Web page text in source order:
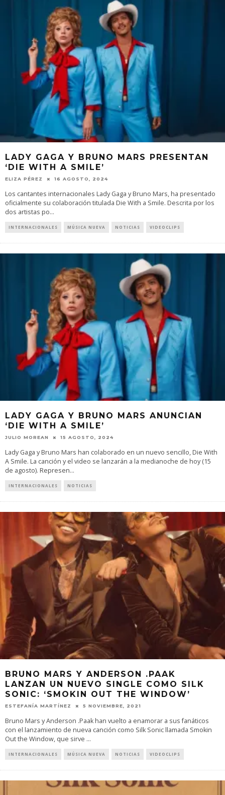
LADY GAGA Y BRUNO MARS PRESENTAN
‘DIE WITH A SMILE’
ELIZA PÉREZ 16 AGOSTO, 2024
Los cantantes internacionales Lady Gaga y Bruno Mars, ha presentado
oficialmente su colaboración titulada Die With a Smile. Descrita por los
dos artistas po...
INTERNACIONALES MÚSICA NUEVA NOTICIAS VIDEOCLIPS
LADY GAGA Y BRUNO MARS ANUNCIAN
‘DIE WITH A SMILE’
JULIO MOREAN 15 AGOSTO, 2024
Lady Gaga y Bruno Mars han colaborado en un nuevo sencillo, Die With
A Smile. La canción y el video se lanzarán a la medianoche de hoy (15
de agosto). Represen...
INTERNACIONALES NOTICIAS
BRUNO MARS Y ANDERSON .PAAK
LANZAN UN NUEVO SINGLE COMO SILK
SONIC: ‘SMOKIN OUT THE WINDOW’
ESTEFANÍA MARTÍNEZ 5 NOVIEMBRE, 2021
Bruno Mars y Anderson .Paak han vuelto a enamorar a sus fanáticos
con el lanzamiento de nueva canción como Silk Sonic llamada Smokin
Out the Window, que sirve ...
INTERNACIONALES MÚSICA NUEVA NOTICIAS VIDEOCLIPS